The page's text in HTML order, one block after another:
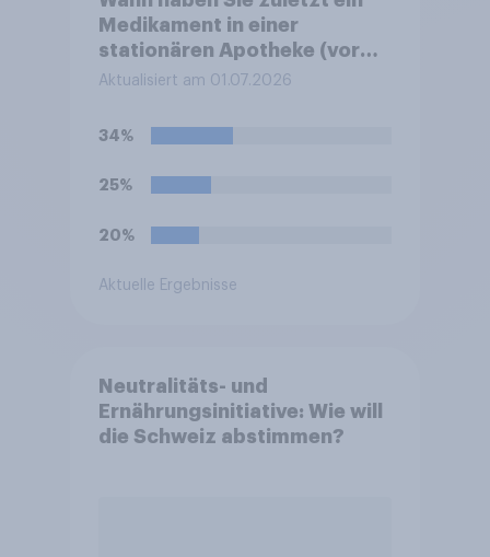
Medikament in einer
stationären Apotheke (vor
Ort / Ladenapotheke)
Aktualisiert am 01.07.2026
34%
25%
20%
Aktuelle Ergebnisse
Neutralitäts- und
Ernährungsinitiative: Wie will
die Schweiz abstimmen?